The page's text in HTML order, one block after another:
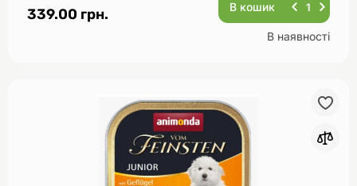
339.00 грн. В кошик
В наявності